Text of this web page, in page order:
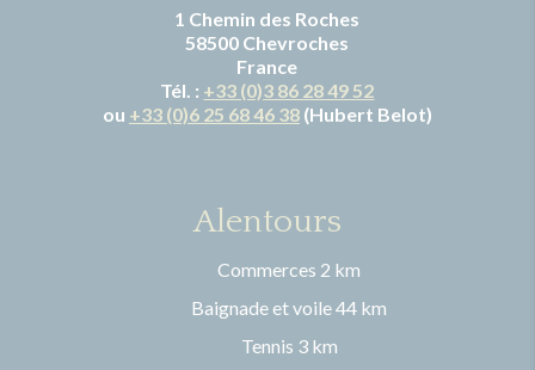
1 Chemin des Roches
58500 Chevroches
France
Tél. : +33 (0)3 86 28 49 52
ou +33 (0)6 25 68 46 38(Hubert Belot)
Alentours
Commerces 2 km
Baignade et voile 44 km
Tennis 3 km